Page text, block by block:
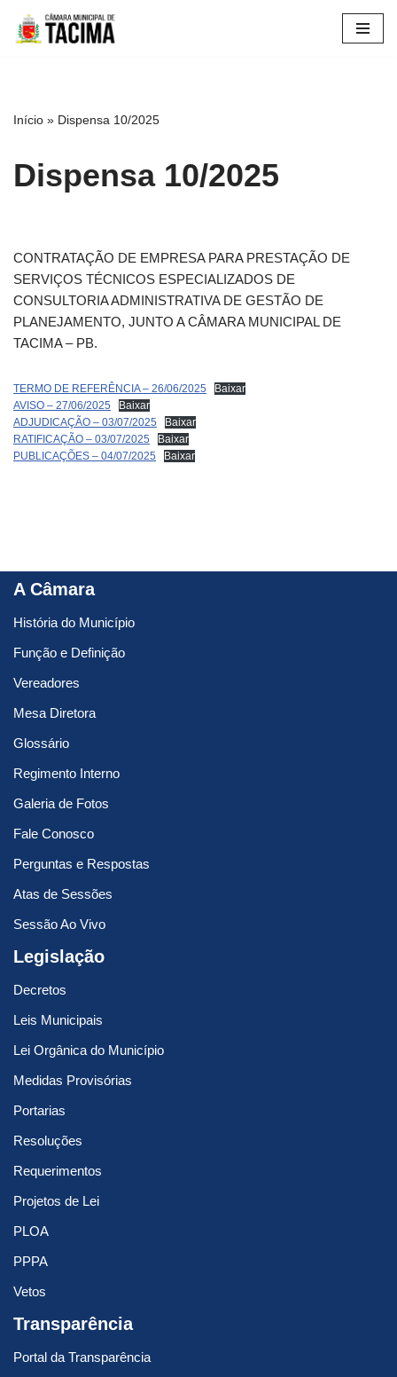
Pular
Início » Dispensa 10/2025
Dispensa 10/2025
CONTRATAÇÃO DE EMPRESA PARA PRESTAÇÃO DE
SERVIÇOS TÉCNICOS ESPECIALIZADOS DE
CONSULTORIA ADMINISTRATIVA DE GESTÃO DE
PLANEJAMENTO, JUNTO A CÂMARA MUNICIPAL DE
TACIMA – PB.
TERMO DE REFERÊNCIA – 26/06/2025
Baixar
AVISO – 27/06/2025
Baixar
ADJUDICAÇÃO – 03/07/2025
Baixar
RATIFICAÇÃO – 03/07/2025
Baixar
PUBLICAÇÕES – 04/07/2025
Baixar
A Câmara
História do Município
Função e Definição
Vereadores
Mesa Diretora
Glossário
Regimento Interno
Galeria de Fotos
Fale Conosco
Perguntas e Respostas
Atas de Sessões
Sessão Ao Vivo
Legislação
Decretos
Leis Municipais
Lei Orgânica do Município
Medidas Provisórias
Portarias
Resoluções
Requerimentos
Projetos de Lei
PLOA
PPPA
Vetos
Transparência
Portal da Transparência